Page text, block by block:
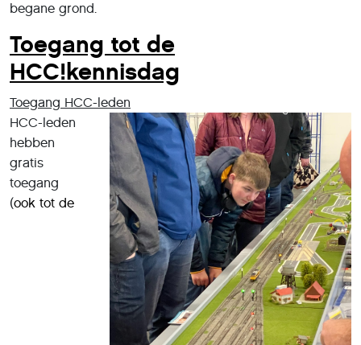
begane grond.
Toegang tot de
HCC!kennisdag
Toegang HCC-leden
HCC-leden
hebben
gratis
toegang
(ook tot de